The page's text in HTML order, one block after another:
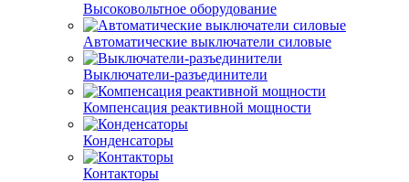
Высоковольтное оборудование
Автоматические выключатели cиловые
Выключатели-разъединители
Компенсация реактивной мощности
Конденсаторы
Контакторы